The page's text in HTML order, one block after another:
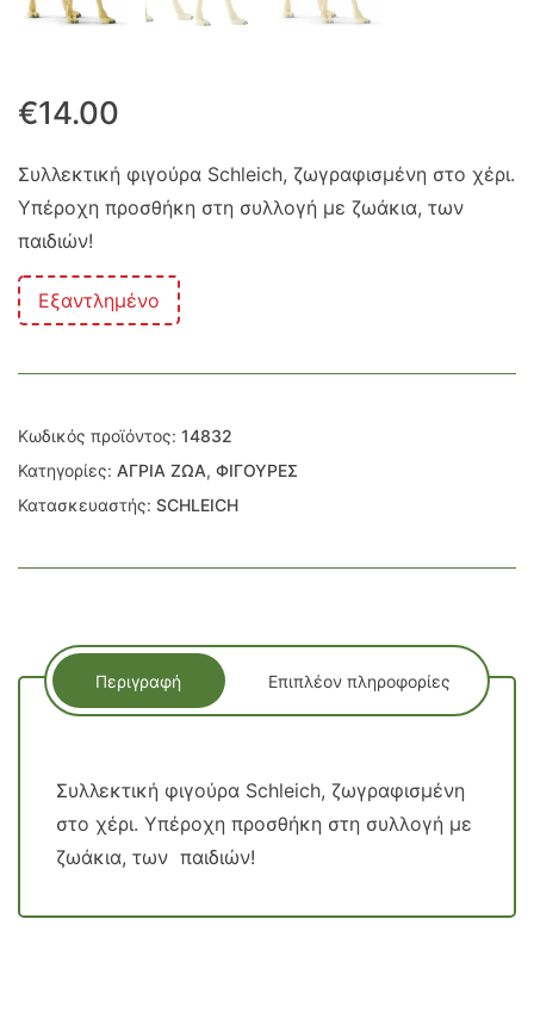
€14.00
Συλλεκτική φιγούρα Schleich, ζωγραφισμένη στο χέρι.
Υπέροχη προσθήκη στη συλλογή με ζωάκια, των
παιδιών!
Εξαντλημένο
Κωδικός προϊόντος: 14832
Κατηγορίες: ΑΓΡΙΑ ΖΩΑ, ΦΙΓΟΥΡΕΣ
Κατασκευαστής: SCHLEICH
Περιγραφή Επιπλέον πληροφορίες
Συλλεκτική φιγούρα Schleich, ζωγραφισμένη
στο χέρι. Υπέροχη προσθήκη στη συλλογή με
ζωάκια, των παιδιών!